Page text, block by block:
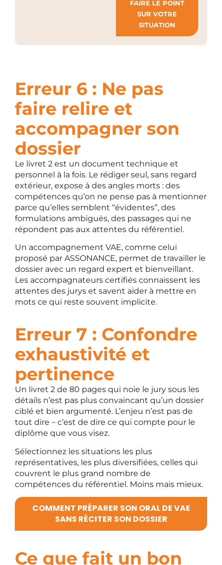
FAIRE LE POINT
SUR VOTRE
SITUATION
Erreur 6 : Ne pas
faire relire et
accompagner son
dossier
Le livret 2 est un document technique et
personnel à la fois. Le rédiger seul, sans regard
extérieur, expose à des angles morts : des
compétences qu’on ne pense pas à mentionner
parce qu’elles semblent “évidentes”, des
formulations ambiguës, des passages qui ne
répondent pas aux attentes du référentiel.
Un accompagnement VAE, comme celui
proposé par ASSONANCE, permet de travailler le
dossier avec un regard expert et bienveillant.
Les accompagnateurs certifiés connaissent les
attentes des jurys et savent aider à mettre en
mots ce qui reste souvent implicite.
Erreur 7 : Confondre
exhaustivité et
pertinence
Un livret 2 de 80 pages qui noie le jury sous les
détails n’est pas plus convaincant qu’un dossier
ciblé et bien argumenté. L’enjeu n’est pas de
tout dire – c’est de dire ce qui compte pour le
diplôme que vous visez.
Sélectionnez les situations les plus
représentatives, les plus diversifiées, celles qui
couvrent le plus grand nombre de
compétences du référentiel. Moins mais mieux.
COMMENT PRÉPARER SON ORAL DE VAE
SANS RÉCITER SON DOSSIER
Ce que fait un bon